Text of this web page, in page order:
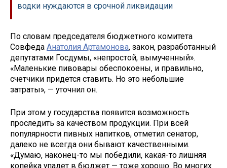
водки нуждаются в срочной ликвидации
По словам председателя бюджетного комитета
Совфеда Анатолия Артамонова, закон, разработанный
депутатами Госдумы, «непростой, вымученный».
«Маленькие пивовары обеспокоены, и правильно,
счетчики придется ставить. Но это небольшие
затраты», — уточнил он.
При этом у государства появится возможность
проследить за качеством продукции. При всей
популярности пивных напитков, отметил сенатор,
далеко не всегда они бывают качественными.
«Думаю, наконец-то мы победили, какая-то лишняя
копейка упадет в бюджет — тоже хорошо. Во многих